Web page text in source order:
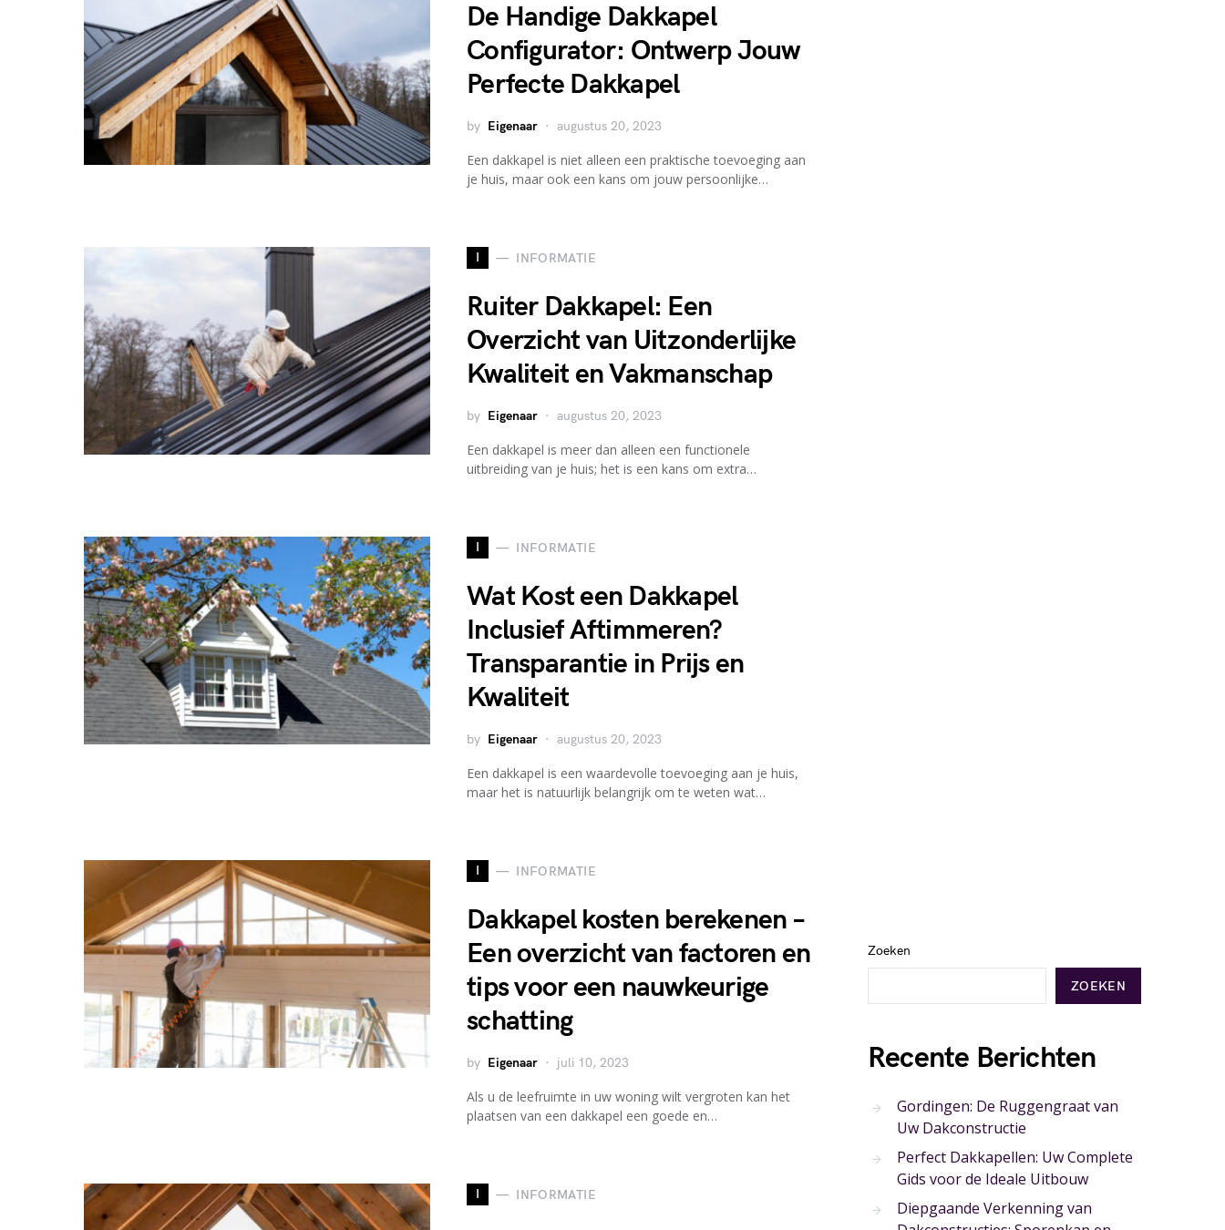
De Handige Dakkapel
Configurator: Ontwerp Jouw
Perfecte Dakkapel
by Eigenaar augustus 20, 2023
Een dakkapel is niet alleen een praktische toevoeging aan
je huis, maar ook een kans om jouw persoonlijke…
I INFORMATIE
Ruiter Dakkapel: Een
Overzicht van Uitzonderlijke
Kwaliteit en Vakmanschap
by Eigenaar augustus 20, 2023
Een dakkapel is meer dan alleen een functionele
uitbreiding van je huis; het is een kans om extra…
I INFORMATIE
Wat Kost een Dakkapel
Inclusief Aftimmeren?
Transparantie in Prijs en
Kwaliteit
by Eigenaar augustus 20, 2023
Een dakkapel is een waardevolle toevoeging aan je huis,
maar het is natuurlijk belangrijk om te weten wat…
I INFORMATIE
Dakkapel kosten berekenen –
Een overzicht van factoren en
tips voor een nauwkeurige
schatting
by Eigenaar juli 10, 2023
Als u de leefruimte in uw woning wilt vergroten kan het
plaatsen van een dakkapel een goede en…
I INFORMATIE
Zoeken
ZOEKEN
Recente Berichten
Gordingen: De Ruggengraat van
Uw Dakconstructie
Perfect Dakkapellen: Uw Complete
Gids voor de Ideale Uitbouw
Diepgaande Verkenning van